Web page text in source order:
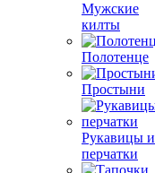
Мужские
килты
Полотенце
Простыни
Рукавицы и
перчатки